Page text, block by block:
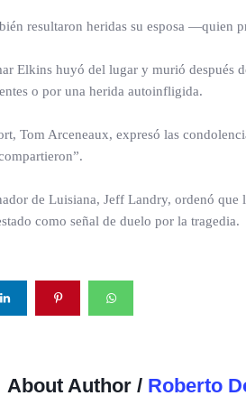
resultaron heridas su esposa —quien
Elkins huyó del lugar y murió
o por una herida autoinfligida.
Tom Arceneaux, expresó las
de Luisiana, Jeff Landry, ordenó que
como señal de duelo por la tragedia.
About Author / Roberto